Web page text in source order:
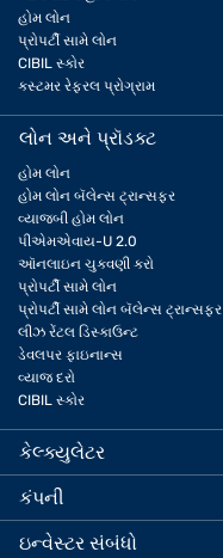
હોમ લોન
પ્રોપર્ટી સામે લોન
CIBIL સ્કોર
કસ્ટમર રેફરલ પ્રોગ્રામ
લોન અને પ્રૉડક્ટ
હોમ લોન
હોમ લોન બૅલેન્સ ટ્રાન્સફર
વ્યાજબી હોમ લોન
પીએમએવાય-U 2.0
ઑનલાઇન ચુકવણી કરો
પ્રોપર્ટી સામે લોન
પ્રોપર્ટી સામે લોન બૅલેન્સ ટ્રાન્સફર
લીઝ રેંટલ ડિસ્કાઉન્ટ
ડેવલપર ફાઇનાન્સ
વ્યાજ દરો
CIBIL સ્કોર
કેલ્ક્યુલેટર
કંપની
ઇન્વેસ્ટર સંબંધો